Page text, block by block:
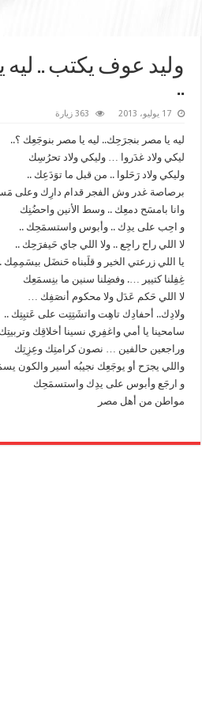
وليد عوف يكتب ..
..
17 يوليو، 2013 363 زيارة
ليه يا مصر بنجرَحِك.. ليه يا مصر بنوجَعِك ؟..
ليكي ولاد غدَروا … وليكي ولاد تحرُسِك
وليكي ولاد رَحَلوا .. من قبل ما توَدَعِك ..
برصاصة غدر وش الفجر قدام دارِك وعلى
وانا بامسَح دمعِك .. وسط الأنين واحضُنِك
و احِب على يدِك .. وأبوس واستسمَحِك ..
لا اللي راح راجِع .. ولا اللي جاي حَيفرَحِك ..
يا اللي زرعتي الخير و قلَبناه حَنضَل بيسَمِمِك
غِفِلنا كتيير …. وفضِلنا سنين ما بنِسمَعِك
لا اللي حَكم عَدَل ولا محكوم أنصَفِك …
ولادِك.. أحفادِك تاهِت واتشَتِتِت على عَتبِتِك ..
سامحينا يا أمي واغفِري نسينا أخلاقِك
وراجعين حالفين … نصون كرامتِك وعِزِتِك
واللي يجرَح أو يوجَعِك نجيبُه أسير والكون
و ارجَع وأبوس على يدِك واستسمَحِك
مواطن من أهل مصر